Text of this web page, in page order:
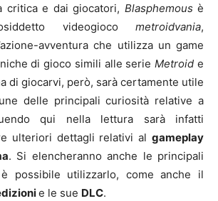
critica e dai giocatori, Blasphemous è
videogioco metroidvania,
avventura che utilizza un game
di gioco simili alle serieMetroide
di giocarvi, però, sarà certamente utile
delle principali curiosità relative a
qui nella lettura sarà infatti
ulteriori dettagli relativi al gameplay
. Si elencheranno anche le principali
possibile utilizzarlo, come anche il
e le sue DLC.